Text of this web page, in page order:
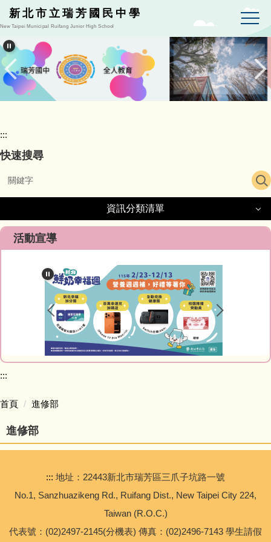
跳
到
要
內
容
區
新北市立瑞芳國民中學
New Taipei Municipal Ruifang Junior High School
:::
快速搜尋
資訊分類清單
資訊分類清單
最新消息
教師Blog
榮譽榜網站
研習資訊
網路資源
人事室
幼兒園
活動宣導
:::
首頁 進修部
進修部
::: 地址：22443新北市瑞芳區三爪子坑路一號
No.1, Sanzhuazikeng Rd., Ruifang Dist., New Taipei City 224,
Taiwan (R.O.C.)
代表號：(02)2497-2145(分機表) 傳真：(02)2496-7143 學生請假